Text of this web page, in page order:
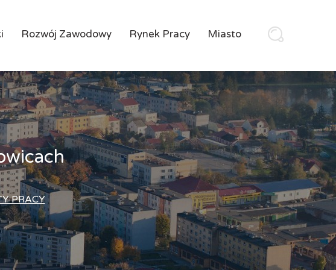
Rozwój Zawodowy Rynek Pracy Miasto
PRACY